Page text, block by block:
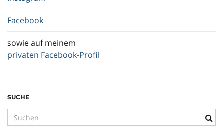
Facebook
sowie auf meinem
privaten Facebook-Profil
SUCHE
u